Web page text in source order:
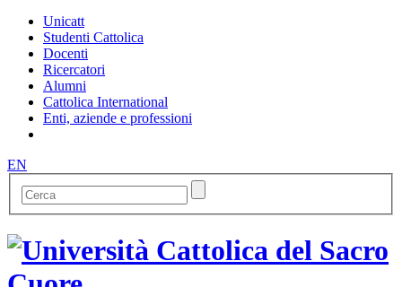
Unicatt
Studenti Cattolica
Docenti
Ricercatori
Alumni
Cattolica International
Enti, aziende e professioni
EN